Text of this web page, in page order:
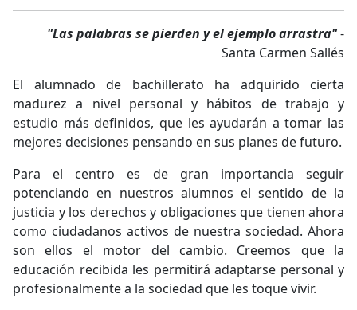
"Las palabras se pierden y el ejemplo arrastra"-
Santa Carmen Sallés
El alumnado de bachillerato ha adquirido cierta
madurez a nivel personal y hábitos de trabajo y
estudio más definidos, que les ayudarán a tomar las
mejores decisiones pensando en sus planes de futuro.
Para el centro es de gran importancia seguir
potenciando en nuestros alumnos el sentido de la
justicia y los derechos y obligaciones que tienen ahora
como ciudadanos activos de nuestra sociedad. Ahora
son ellos el motor del cambio. Creemos que la
educación recibida les permitirá adaptarse personal y
profesionalmente a la sociedad que les toque vivir.